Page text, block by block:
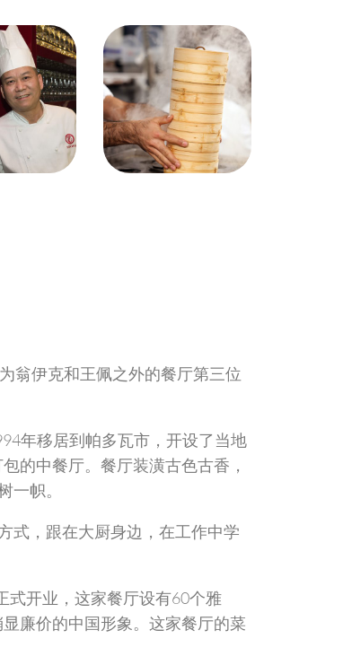
翁伊克和王佩之外的餐厅第三位
年移居到帕多瓦市，开设了当地
的中餐厅。餐厅装潢古色古香，
一帜。
式，跟在大厨身边，在工作中学
式开业，这家餐厅设有60个雅
廉价的中国形象。这家餐厅的菜